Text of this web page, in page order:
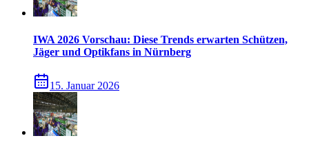
IWA 2026 Vorschau: Diese Trends erwarten Schützen,
Jäger und Optikfans in Nürnberg
15. Januar 2026